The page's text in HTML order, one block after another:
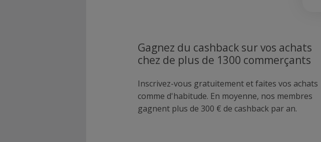
Gagnez du cashback sur vos achats
chez de plus de 1300 commerçants
Inscrivez-vous gratuitement et faites vos achats
comme d'habitude. En moyenne, nos membres
gagnent plus de 300 € de cashback par an.